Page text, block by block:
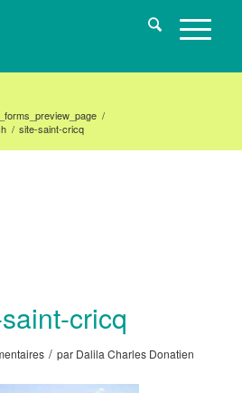
/
/ site-saint-cricq
cricq
/ par Dalila Charles Donatien